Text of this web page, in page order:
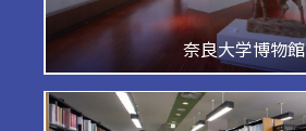
奈良大学博物館